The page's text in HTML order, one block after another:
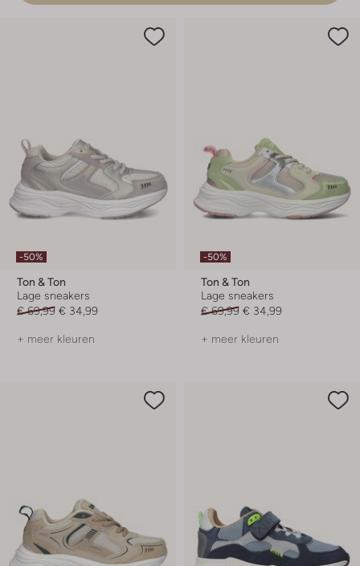
-50%
Ton & Ton
Lage sneakers
€ 69,99 € 34,99
+ meer kleuren
-50%
Ton & Ton
Lage sneakers
€ 69,99 € 34,99
+ meer kleuren